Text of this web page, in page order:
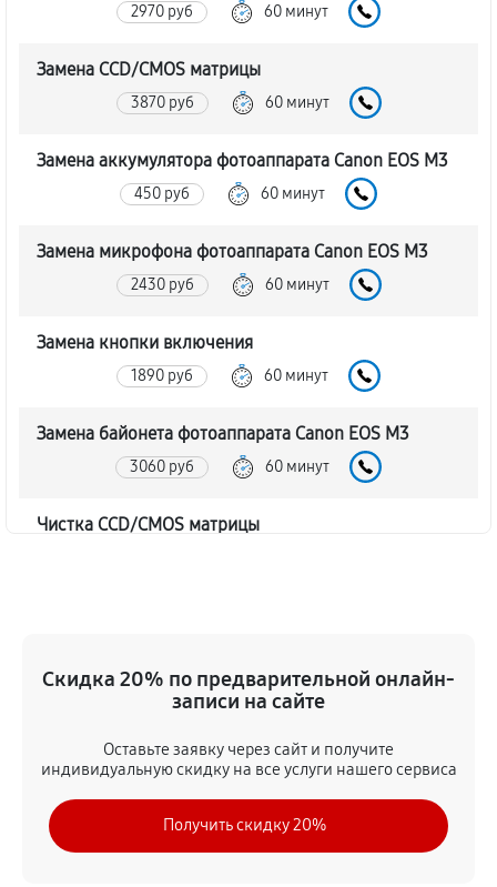
2970 руб 60 минут
Замена CCD/CMOS матрицы
3870 руб 60 минут
Замена аккумулятора фотоаппарата Canon EOS M3
450 руб 60 минут
Замена микрофона фотоаппарата Canon EOS M3
2430 руб 60 минут
Замена кнопки включения
1890 руб 60 минут
Замена байонета фотоаппарата Canon EOS M3
3060 руб 60 минут
Чистка CCD/CMOS матрицы
Замена платы отсека карты памяти
60 минут
Замена материнской платы
2970 руб 60 минут
Скидка 20% по предварительной онлайн-
записи на сайте
Оставьте заявку через сайт и получите
индивидуальную скидку на все услуги нашего сервиса
Получить скидку 20%